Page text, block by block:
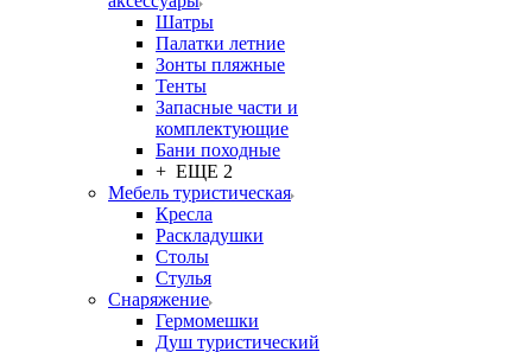
Шатры
Палатки летние
Зонты пляжные
Тенты
Запасные части и
комплектующие
Бани походные
+ ЕЩЕ 2
Мебель туристическая
Кресла
Раскладушки
Столы
Стулья
Снаряжение
Гермомешки
Душ туристический